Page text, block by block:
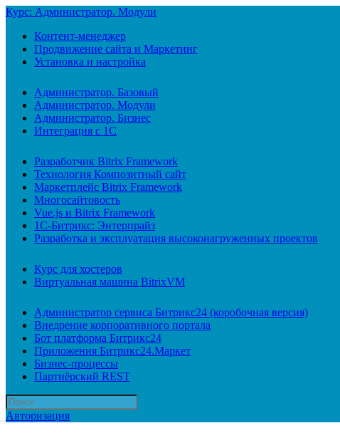
Курс: Администратор. Модули
Контент-менеджер
Продвижение сайта и Маркетинг
Установка и настройка
Администратор. Базовый
Администратор. Модули
Администратор. Бизнес
Интеграция с 1С
Разработчик Bitrix Framework
Технология Композитный сайт
Маркетплейс Bitrix Framework
Многосайтовость
Vue.js и Bitrix Framework
1С-Битрикс: Энтерпрайз
Разработка и эксплуатация высоконагруженных проектов
Курс для хостеров
Виртуальная машина BitrixVM
Администратор сервиса Битрикс24 (коробочная версия)
Внедрение корпоративного портала
Бот платформа Битрикс24
Приложения Битрикс24.Маркет
Бизнес-процессы
Партнёрский REST
Авторизация